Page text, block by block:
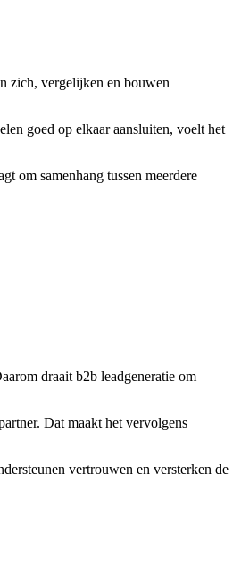
zich, vergelijken en bouwen
goed op elkaar aansluiten, voelt het
om samenhang tussen meerdere
draait b2b leadgeneratie om
Dat maakt het vervolgens
vertrouwen en versterken de